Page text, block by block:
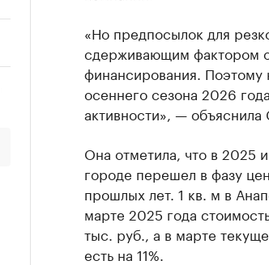
«Но предпосылок для
сдерживающим фактором
финансирования. Поэтому
осеннего сезона 2026
активности», — объяснила
Она отметила, что в 2025
городе перешел в фазу
прошлых лет. 1 кв. м в
марте 2025 года
тыс. руб., а в марте
есть на 11%.